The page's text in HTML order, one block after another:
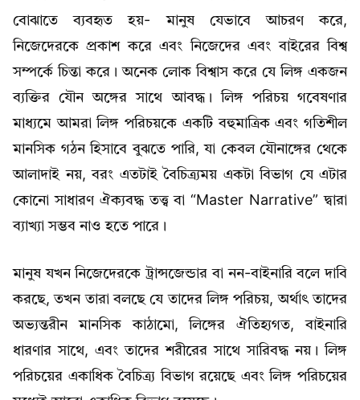
বোঝাতে ব্যবহৃত হয়- মানুষ যেভাবে আচরণ করে,
নিজেদেরকে প্রকাশ করে এবং নিজেদের এবং বাইরের বিশ্ব
সম্পর্কে চিন্তা করে। অনেক লোক বিশ্বাস করে যে লিঙ্গ একজন
ব্যক্তির যৌন অঙ্গের সাথে আবদ্ধ। লিঙ্গ পরিচয় গবেষণার
মাধ্যমে আমরা লিঙ্গ পরিচয়কে একটি বহুমাত্রিক এবং গতিশীল
মানসিক গঠন হিসাবে বুঝতে পারি, যা কেবল যৌনাঙ্গের থেকে
আলাদাই নয়, বরং এতটাই বৈচিত্র্যময় একটা বিভাগ যে এটার
কোনো সাধারণ ঐক্যবদ্ধ তত্ত্ব বা “Master Narrative” দ্বারা
ব্যাখ্যা সম্ভব নাও হতে পারে।
মানুষ যখন নিজেদেরকে ট্রান্সজেন্ডার বা নন-বাইনারি বলে দাবি
করছে, তখন তারা বলছে যে তাদের লিঙ্গ পরিচয়, অর্থাৎ তাদের
অভ্যন্তরীন মানসিক কাঠামো, লিঙ্গের ঐতিহ্যগত, বাইনারি
ধারণার সাথে, এবং তাদের শরীরের সাথে সারিবদ্ধ নয়। লিঙ্গ
পরিচয়ের একাধিক বৈচিত্র্য বিভাগ রয়েছে এবং লিঙ্গ পরিচয়ের